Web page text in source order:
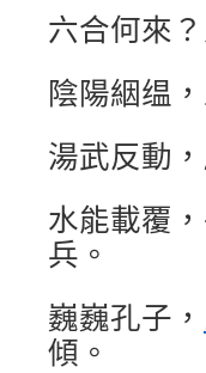
六合何來
陰陽絪缊
湯武反動
水能載覆
兵。
巍巍孔子，
傾。